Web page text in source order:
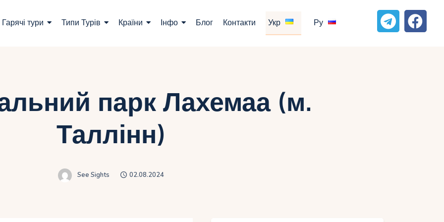
Гарячі тури Типи Турів Країни Інфо Блог Контакти Укр Ру
парк Лахемаа (м.
Таллінн)
See Sights 02.08.2024